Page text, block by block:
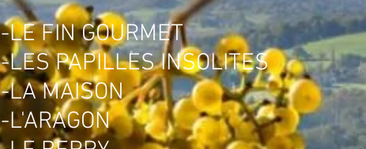
-LE FIN GOURMET
-LES PAPILLES INSOLITES
-LA MAISON
-L'ARAGON